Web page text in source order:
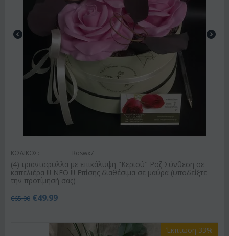
ΚΩΔΙΚΟΣ: Roswx7
(4) τριαντάφυλλα με επικάλυψη "Κεριού" Ροζ Σύνθεση σε
καπελιέρα !!! ΝΕΟ !!! Επίσης διαθέσιμα σε μαύρα (υποδείξτε
την προτίμησή σας)
€65.00 €49.99
Έκπτωση 33%